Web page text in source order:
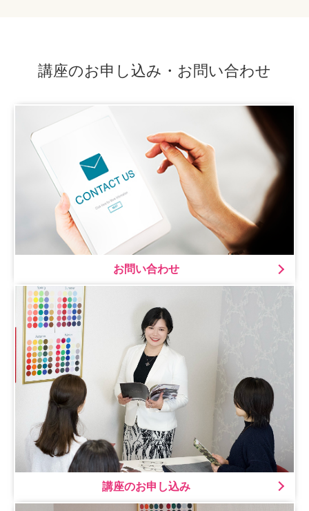
講座のお申し込み・お問い合わせ
お問い合わせ
講座のお申し込み